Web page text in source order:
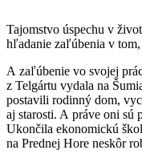
Tajomstvo úspechu v
hľadanie zaľúbenia v
A zaľúbenie vo svojej
z Telgártu vydala na
postavili rodinný dom,
aj starosti. A práve oni sú
Ukončila ekonomickú
na Prednej Hore neskôr